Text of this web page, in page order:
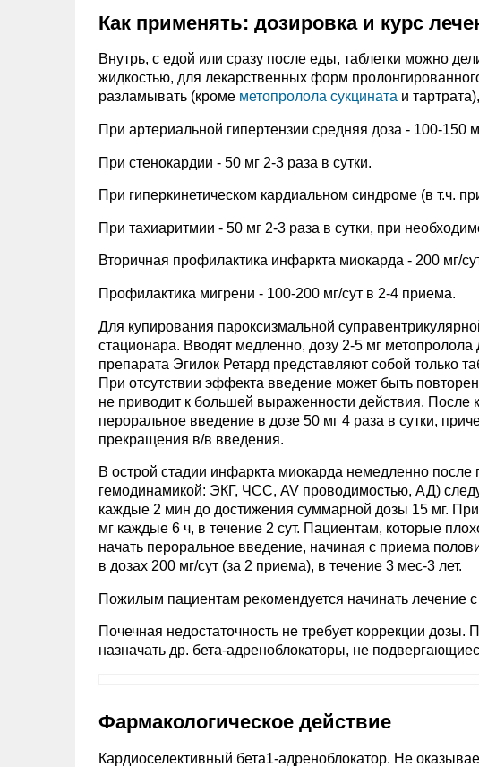
Как применять: дозировка и курс
Внутрь, с едой или сразу после еды, таблетки можно
жидкостью, для лекарственных форм
разламывать (кроме метопролола сукцината и
При артериальной гипертензии средняя доза - 100-150
При стенокардии - 50 мг 2-3 раза в сутки.
При гиперкинетическом кардиальном синдроме (в т.ч.
При тахиаритмии - 50 мг 2-3 раза в сутки, при
Вторичная профилактика инфаркта миокарда - 200 мг/
Профилактика мигрени - 100-200 мг/сут в 2-4 приема.
Для купирования пароксизмальной
стационара. Вводят медленно, дозу 2-5 мг
препарата Эгилок Ретард представляют собой только
При отсутствии эффекта введение может быть
не приводит к большей выраженности действия. После
пероральное введение в дозе 50 мг 4 раза в сутки,
прекращения в/в введения.
В острой стадии инфаркта миокарда немедленно после
гемодинамикой: ЭКГ, ЧСС, AV проводимостью, АД)
каждые 2 мин до достижения суммарной дозы 15 мг.
мг каждые 6 ч, в течение 2 сут. Пациентам, которые
начать пероральное введение, начиная с приема
в дозах 200 мг/сут (за 2 приема), в течение 3 мес-3 лет.
Пожилым пациентам рекомендуется начинать лечение с
Почечная недостаточность не требует коррекции
назначать др. бета-адреноблокаторы, не
Фармакологическое действие
Кардиоселективный бета1-адреноблокатор. Не